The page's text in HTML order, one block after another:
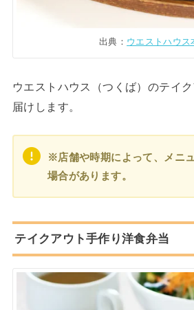
出典： ウエストハウス
ウエストハウス（つくば）のテイ
届けします。
※店舗や時期によって、メニ
場合があります。
テイクアウト手作り洋食弁当